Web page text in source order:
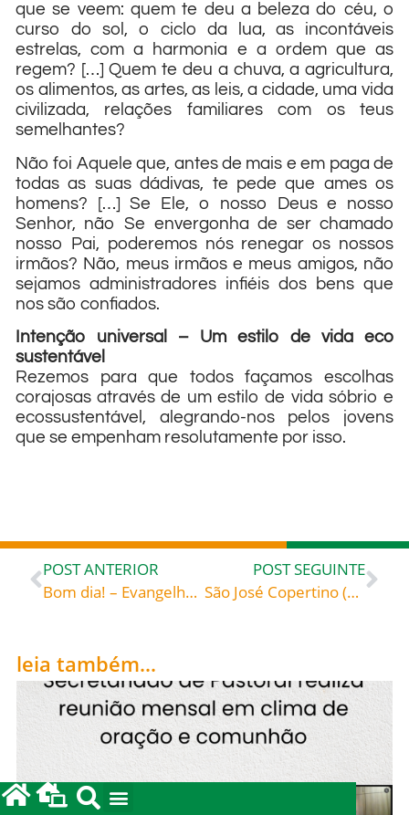
que se veem: quem te deu a beleza do céu, o
curso do sol, o ciclo da lua, as incontáveis
estrelas, com a harmonia e a ordem que as
regem? […] Quem te deu a chuva, a agricultura,
os alimentos, as artes, as leis, a cidade, uma vida
civilizada, relações familiares com os teus
semelhantes?
Não foi Aquele que, antes de mais e em paga de
todas as suas dádivas, te pede que ames os
homens? […] Se Ele, o nosso Deus e nosso
Senhor, não Se envergonha de ser chamado
nosso Pai, poderemos nós renegar os nossos
irmãos? Não, meus irmãos e meus amigos, não
sejamos administradores infiéis dos bens que
nos são confiados.
Intenção universal – Um estilo de vida eco
sustentável
Rezemos para que todos façamos escolhas
corajosas através de um estilo de vida sóbrio e
ecossustentável, alegrando-nos pelos jovens
que se empenham resolutamente por isso.
POST ANTERIOR
Bom dia! – Evangelho de 17 de setembro de 2022: «Deu fruto cem por um» – Santo Amadeu de Lausana (1108-1159) monge cisterciense, bispo Homilias Marianas, n.º 6, SC 72
POST SEGUINTE
São José Copertino (1603-1663), celebrado hoje, dia 18 de setembro, roga por todos nós!
leia também...